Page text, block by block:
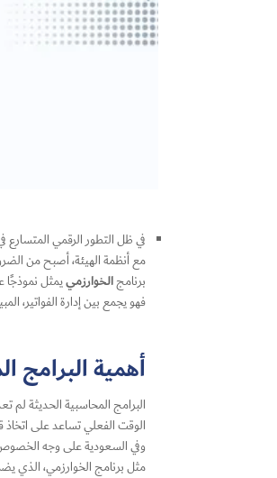
في ظل التطور الرقمي المتسارع
مع أنظمة الهيئة، أصبح من
برنامجالخوارزمييمثل نموذجًا
فهو يجمع بين إدارة الفواتير،
أهمية البرامج
البرامج المحاسبية الحديثة لم
الوقت الفعلي تساعد على اتخاذ
وفي السعودية على وجه
مثل برنامج الخوارزمي، الذي